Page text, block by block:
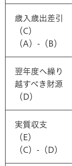
歳入歳出差引
（C）
（A）-（B）
翌年度へ繰り
越すべき財源
（D）
実質収支
（E）
（C）-（D）